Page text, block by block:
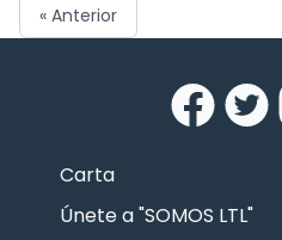
« Anterior
Carta
Únete a "SOMOS LTL"